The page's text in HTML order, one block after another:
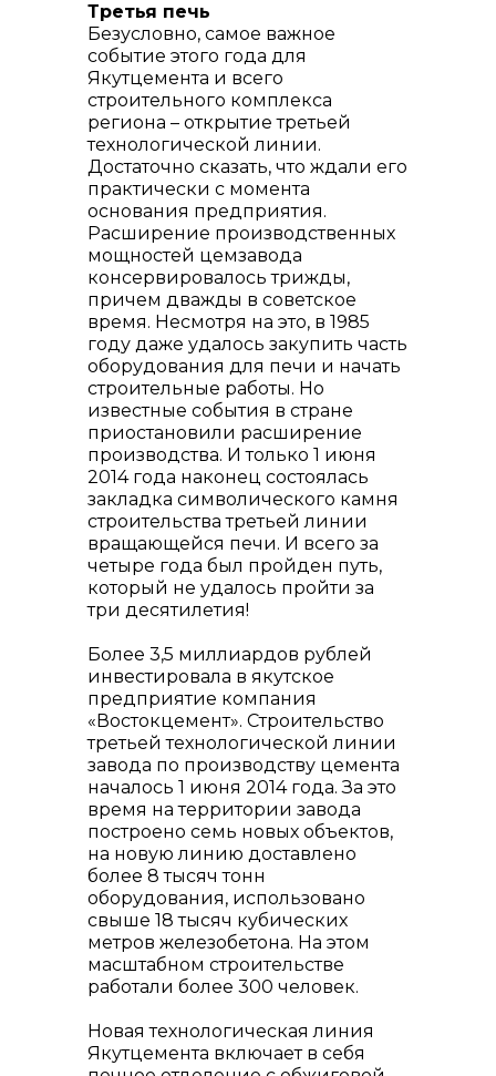
Контакты
+7 (423) 234 50 50
info@vostokcement.ru
Третья печь
Безусловно, самое важное
событие этого года для
Якутцемента и всего
строительного комплекса
региона – открытие третьей
технологической линии.
Достаточно сказать, что ждали его
практически с момента
основания предприятия.
Расширение производственных
мощностей цемзавода
консервировалось трижды,
причем дважды в советское
время. Несмотря на это, в 1985
году даже удалось закупить часть
оборудования для печи и начать
строительные работы. Но
известные события в стране
приостановили расширение
производства. И только 1 июня
2014 года наконец состоялась
закладка символического камня
строительства третьей линии
вращающейся печи. И всего за
четыре года был пройден путь,
который не удалось пройти за
три десятилетия!
Более 3,5 миллиардов рублей
инвестировала в якутское
предприятие компания
«Востокцемент». Строительство
третьей технологической линии
завода по производству цемента
началось 1 июня 2014 года. За это
время на территории завода
построено семь новых объектов,
на новую линию доставлено
более 8 тысяч тонн
оборудования, использовано
свыше 18 тысяч кубических
метров железобетона. На этом
масштабном строительстве
работали более 300 человек.
Новая технологическая линия
Якутцемента включает в себя